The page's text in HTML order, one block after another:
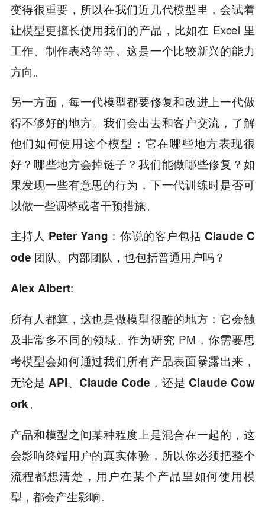
变得很重要，所以在我们近几代模型里，会试着
让模型更擅长使用我们的产品，比如在 Excel 里
工作、制作表格等等。这是一个比较新兴的能力
方向。
另一方面，每一代模型都要修复和改进上一代做
得不够好的地方。我们会出去和客户交流，了解
他们如何使用这个模型：它在哪些地方表现很
好？哪些地方会掉链子？我们能做哪些修复？如
果发现一些有意思的行为，下一代训练时是否可
以做一些调整或者干预措施。
主持人 Peter Yang：你说的客户包括 Claude C
ode 团队、内部团队，也包括普通用户吗？
Alex Albert:
所有人都算，这也是做模型很酷的地方：它会触
及非常多不同的领域。作为研究 PM， 你需要思
考模型会如何通过我们所有产品表面暴露出来，
无论是 API、Claude Code，还是 Claude Cow
ork。
产品和模型之间某种程度上是混合在一起的，这
会影响终端用户的真实体验，所以你必须把整个
流程都想清楚，用户在某个产品里如何使用模
型，都会产生影响。